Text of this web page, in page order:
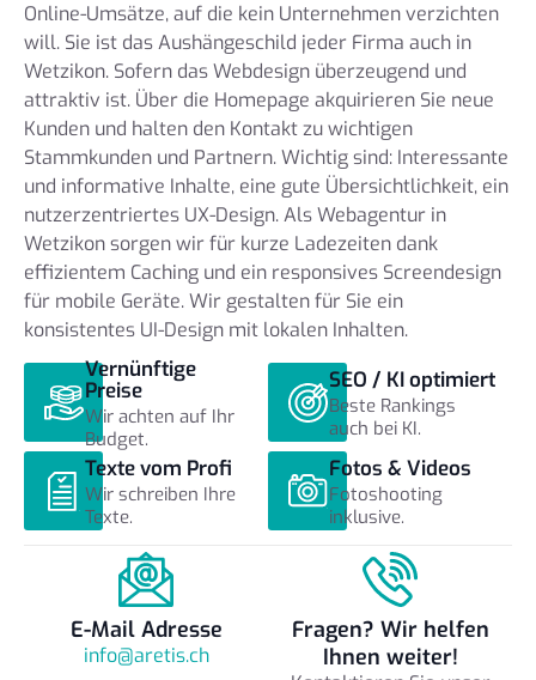
Online-Umsätze, auf die kein Unternehmen verzichten
will. Sie ist das Aushängeschild jeder Firma auch in
Wetzikon. Sofern das Webdesign überzeugend und
attraktiv ist. Über die Homepage akquirieren Sie neue
Kunden und halten den Kontakt zu wichtigen
Stammkunden und Partnern. Wichtig sind: Interessante
und informative Inhalte, eine gute Übersichtlichkeit, ein
nutzerzentriertes UX-Design. Als Webagentur in
Wetzikon sorgen wir für kurze Ladezeiten dank
effizientem Caching und ein responsives Screendesign
für mobile Geräte. Wir gestalten für Sie ein
konsistentes UI-Design mit lokalen Inhalten.
Vernünftige
Preise
Wir achten auf Ihr
Budget.
SEO / KI optimiert
Beste Rankings
auch bei KI.
Texte vom Profi
Wir schreiben Ihre
Texte.
Fotos & Videos
Fotoshooting
inklusive.
E-Mail Adresse
info@aretis.ch
Fragen? Wir helfen
Ihnen weiter!